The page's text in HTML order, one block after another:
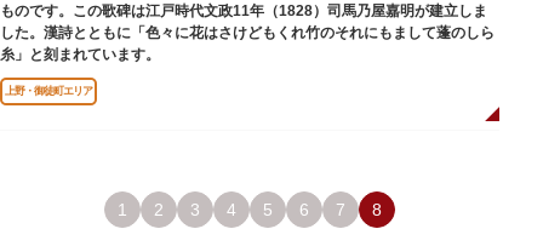
ものです。この歌碑は江戸時代文政11年（1828）司馬乃屋嘉明が建立しま
した。漢詩とともに「色々に花はさけどもくれ竹のそれにもまして蓬のしら
糸」と刻まれています。
上野・御徒町エリア
1 2 3 4 5 6 7 8